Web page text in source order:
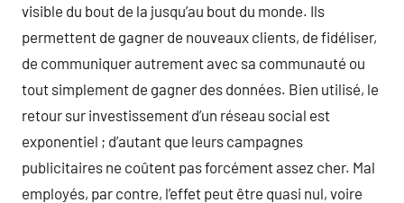
visible du bout de la jusqu’au bout du monde. Ils
permettent de gagner de nouveaux clients, de fidéliser,
de communiquer autrement avec sa communauté ou
tout simplement de gagner des données. Bien utilisé, le
retour sur investissement d’un réseau social est
exponentiel ; d’autant que leurs campagnes
publicitaires ne coûtent pas forcément assez cher. Mal
employés, par contre, l’effet peut être quasi nul, voire